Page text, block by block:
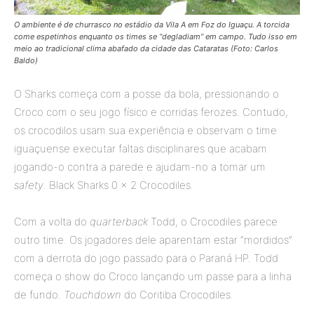
O ambiente é de churrasco no estádio da Vila A em Foz do Iguaçu. A torcida
come espetinhos enquanto os times se “degladiam” em campo. Tudo isso em
meio ao tradicional clima abafado da cidade das Cataratas (Foto: Carlos
Baldo)
O Sharks começa com a posse da bola, pressionando o
Croco com o seu jogo físico e corridas ferozes. Contudo,
os crocodilos usam sua experiência e observam o time
iguaçuense executar faltas disciplinares que acabam
jogando-o contra a parede e ajudam-no a tomar um
safety. Black Sharks 0 × 2 Crocodiles.
Com a volta do quarterback Todd, o Crocodiles parece
outro time. Os jogadores dele aparentam estar “mordidos”
com a derrota do jogo passado para o Paraná HP. Todd
começa o show do Croco lançando um passe para a linha
de fundo. Touchdown do Coritiba Crocodiles.